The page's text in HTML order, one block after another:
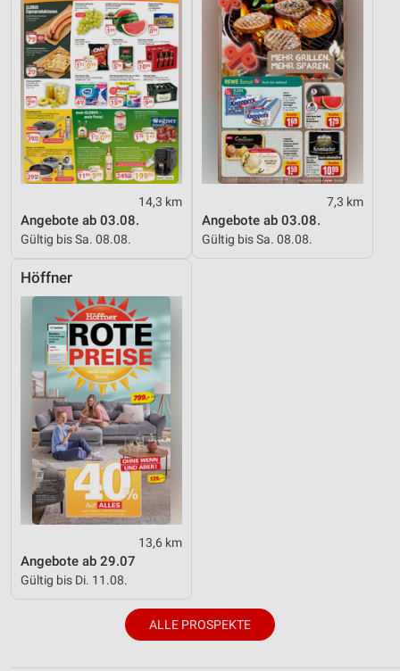
14,3 km
Angebote ab 03.08.
Gültig bis Sa. 08.08.
7,3 km
Angebote ab 03.08.
Gültig bis Sa. 08.08.
Höffner
13,6 km
Angebote ab 29.07
Gültig bis Di. 11.08.
ALLE PROSPEKTE